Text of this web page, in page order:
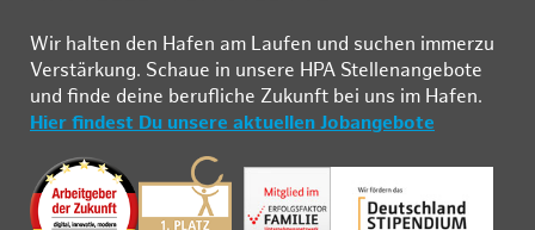
Wir hal­ten den Ha­fen am Lau­fen und su­chen im­mer­zu
Ver­stär­kung. Schau­e in un­se­re HPA Stel­len­an­ge­bo­te
und fin­de deine be­ruf­li­che Zu­kunft bei uns im Ha­fen.
Hier findest Du unsere aktuellen Jobangebote